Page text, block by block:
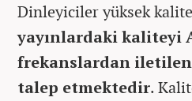
Dinleyiciler yüksek
yayınlardaki kaliteyi
frekanslardan iletilen
talep etmektedir.